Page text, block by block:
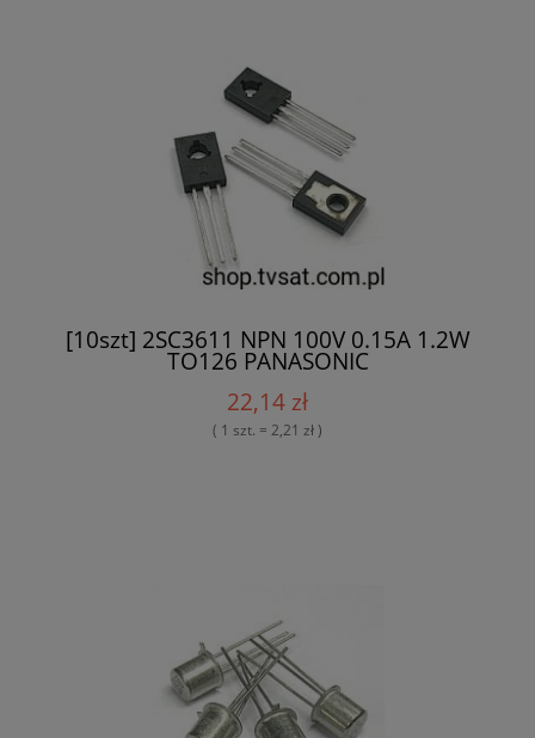
[10szt] 2SC3611 NPN 100V 0.15A 1.2W
TO126 PANASONIC
22,14 zł
( 1 szt. = 2,21 zł )